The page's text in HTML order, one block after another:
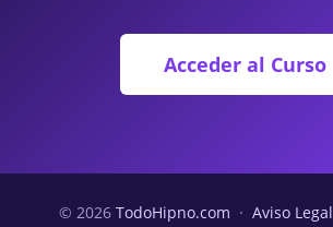
Acceder al Curso
© 2026 TodoHipno.com · Aviso Legal